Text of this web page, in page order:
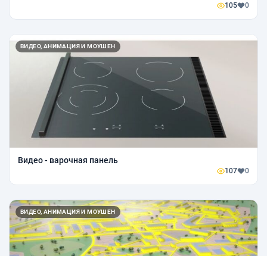
105 0
ВИДЕО, АНИМАЦИЯ И МОУШЕН
Видео - варочная панель
107 0
ВИДЕО, АНИМАЦИЯ И МОУШЕН